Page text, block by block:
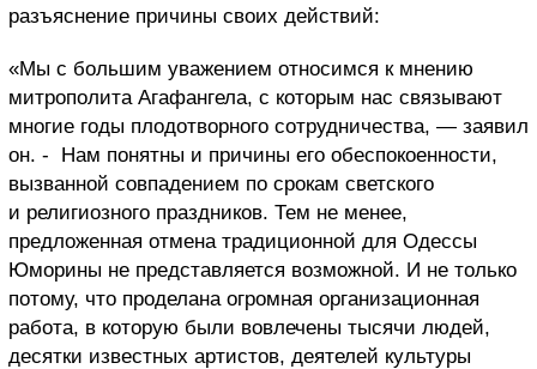
разъяснение причины своих действий:
«Мы с большим уважением относимся к мнению
митрополита Агафангела, с которым нас связывают
многие годы плодотворного сотрудничества, — заявил
он. - Нам понятны и причины его обеспокоенности,
вызванной совпадением по срокам светского
и религиозного праздников. Тем не менее,
предложенная отмена традиционной для Одессы
Юморины не представляется возможной. И не только
потому, что проделана огромная организационная
работа, в которую были вовлечены тысячи людей,
десятки известных артистов, деятелей культуры